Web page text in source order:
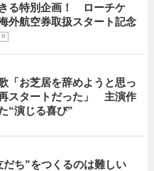
る特別企画！ ローチケ
外航空券取扱スタート記念
R
「お芝居を辞めようと思っ
スタートだった」 主演作
“演じる喜び”
だち”をつくるのは難しい